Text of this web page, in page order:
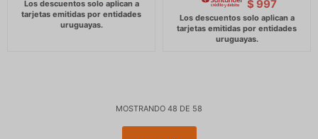
$ 997
MOSTRANDO 48 DE 58